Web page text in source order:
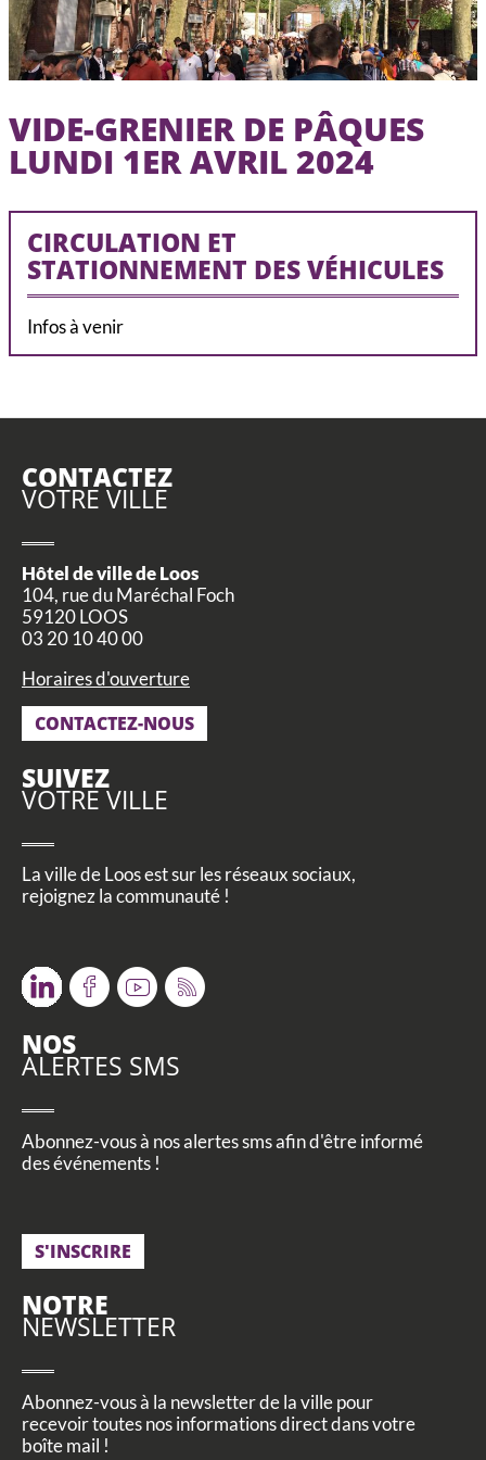
POLICE MUNICIPALE
VIDE-GRENIER DE PÂQUES
LUNDI 1ER AVRIL 2024
CIRCULATION ET
STATIONNEMENT DES VÉHICULES
Infos à venir
CONTACTEZ
VOTRE VILLE
Hôtel de ville de Loos
104, rue du Maréchal Foch
59120 LOOS
03 20 10 40 00
Horaires d'ouverture
CONTACTEZ-NOUS
SUIVEZ
VOTRE VILLE
La ville de Loos est sur les réseaux sociaux,
rejoignez la communauté !
TwitterFacebookYoutube
RSS
NOS
ALERTES SMS
Abonnez-vous à nos alertes sms afin d'être informé
des événements !
S'INSCRIRE
NOTRE
NEWSLETTER
Abonnez-vous à la newsletter de la ville pour
recevoir toutes nos informations direct dans votre
boîte mail !